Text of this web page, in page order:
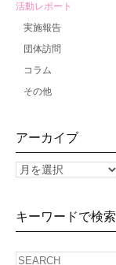
活動レポート
実施報告
団体訪問
コラム
その他
アーカイブ
キーワードで検索